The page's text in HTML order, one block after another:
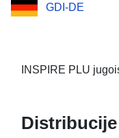
GDI-DE
INSPIRE PLU
Distribucije